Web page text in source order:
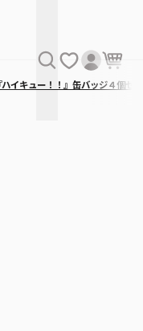
ハイキュー！！』缶バッジ４個